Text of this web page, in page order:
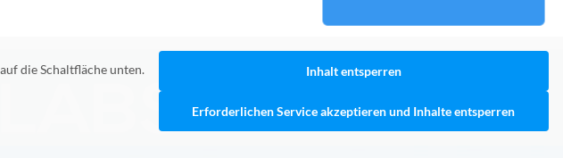
die Schaltfläche unten.
Inhalt entsperren
Erforderlichen Service akzeptieren und Inhalte entsperren